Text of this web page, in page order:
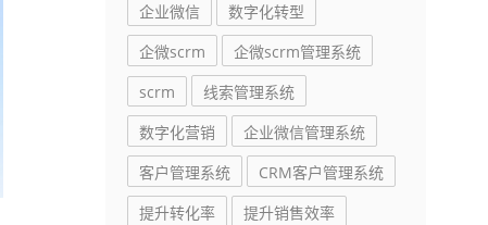
企业微信
数字化转型
企微scrm
企微scrm管理系统
scrm
线索管理系统
数字化营销
企业微信管理系统
客户管理系统
CRM客户管理系统
提升转化率
提升销售效率